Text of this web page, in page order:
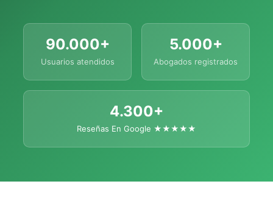
90.000+
Usuarios atendidos
5.000+
Abogados registrados
4.300+
Reseñas En Google ★★★★★